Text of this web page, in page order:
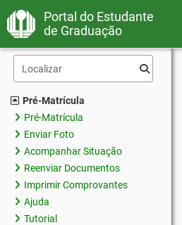
Portal do Estudante
de Graduação
Pré-Matrícula
Pré-Matrícula
Enviar Foto
Acompanhar Situação
Reenviar Documentos
Imprimir Comprovantes
Ajuda
Tutorial